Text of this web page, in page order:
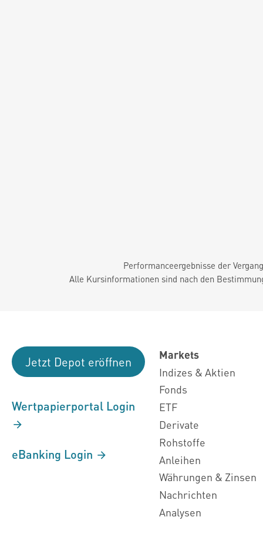
Performanceergebnisse der
Alle Kursinformationen sind nach den
Jetzt Depot eröffnen
Wertpapierportal Login
eBanking Login
Markets
Indizes & Aktien
Fonds
ETF
Derivate
Rohstoffe
Anleihen
Währungen & Zinsen
Nachrichten
Analysen